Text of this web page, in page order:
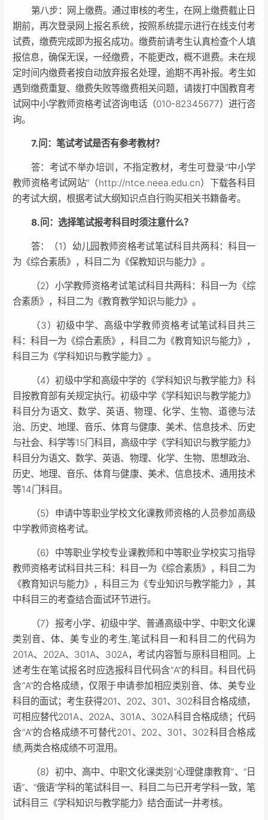
第八步：网上缴费。通过审核的考生，在网上缴费截止日
期前，再次登录网上报名系统，按照系统提示进行在线支付考
试费，缴费完成即为报名成功。缴费前请考生认真检查个人填
报信息，确保无误，一经缴费，不能更改，概不退费。未在规
定时间内缴费者按自动放弃报名处理，逾期不再补报。考生如
遇到缴费重复、缴费失败等缴费相关问题，请拨打中国教育考
试网中小学教师资格考试咨询电话（010-82345677）进行咨
询。
7.问：笔试考试是否有参考教材？
答：考试不举办培训，不指定教材，考生可登录“中小学
教师资格考试网站”（http://ntce.neea.edu.cn）下载各科目
的考试大纲，根据考试大纲知识点自行购买相关书籍备考。
8.问：选择笔试报考科目时须注意什么？
答：（1）幼儿园教师资格考试笔试科目共两科：科目一
为《综合素质》，科目二为《保教知识与能力》。
（2）小学教师资格考试笔试科目共两科：科目一为《综
合素质》，科目二为《教育教学知识与能力》。
（3）初级中学、高级中学教师资格考试笔试科目共三
科：科目一为《综合素质》，科目二为《教育知识与能力》，
科目三为《学科知识与教学能力》。
（4）初级中学和高级中学的《学科知识与教学能力》科
目按教育部有关规定执行。初级中学《学科知识与教学能力》
科目分为语文、数学、英语、物理、化学、生物、道德与法
治、历史、地理、音乐、体育与健康、美术、信息技术、历史
与社会、科学等15门科目，高级中学《学科知识与教学能力》
科目分为语文、数学、英语、物理、化学、生物、思想政治、
历史、地理、音乐、体育与健康、美术、信息技术、通用技术
等14门科目。
（5）申请中等职业学校文化课教师资格的人员参加高级
中学教师资格考试。
（6）中等职业学校专业课教师和中等职业学校实习指导
教师资格考试科目共三科：科目一为《综合素质》，科目二为
《教育知识与能力》，科目三为《专业知识与教学能力》，其
中科目三的考查结合面试环节进行。
（7）报考小学、初级中学、普通高级中学、中职文化课
类别音、体、美专业的考生,笔试科目一和科目二的代码为
201A、202A、301A、302A，考试内容暂与原科目相同。上
述考生在笔试报名时应选报科目代码含“A”的科目。科目代码
含“A”的合格成绩，仅限于申请参加相应类别音、体、美专业
科目的面试；考生获得201、202、301、302科目合格成绩，
可相应替代201A、202A、301A、302A科目合格成绩；代码
含“A”的合格成绩不可替代201、202、301、302科目合格成
绩,两类合格成绩不可混用。
（8）初中、高中、中职文化课类别“心理健康教育”、“日
语”、“俄语”学科的笔试科目一、科目二与已开考学科一致，笔
试科目三《学科知识与教学能力》结合面试一并考核。